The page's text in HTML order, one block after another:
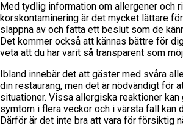
Med tydlig information om allergener och
korskontaminering är det mycket lättare
slappna av och fatta ett beslut som de
Det kommer också att kännas bättre för
veta att du har varit så transparent som
Ibland innebär det att gäster med svåra
din restaurang, men det är nödvändigt för
situationer. Vissa allergiska reaktioner
symtom i flera veckor och i värsta fall kan
Därför är det inte bra att vara för försiktig